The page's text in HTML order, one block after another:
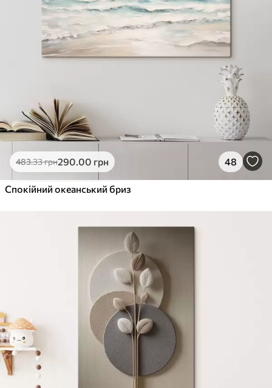
483.33грн290.00 грн 48
Спокійний океанський бриз